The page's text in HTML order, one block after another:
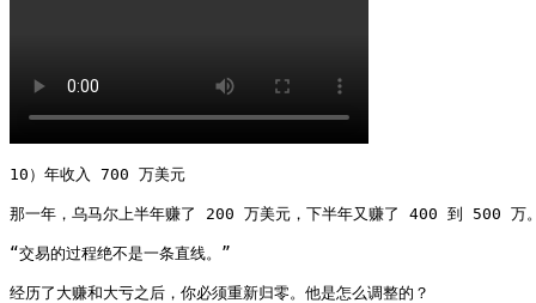
10）年收入 700 万美元
那一年，乌马尔上半年赚了 200 万美元，下半年又赚了 400 到 500 万
“交易的过程绝不是一条直线。”
经历了大赚和大亏之后，你必须重新归零。他是怎么调整的？